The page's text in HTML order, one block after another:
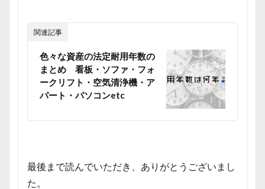
関連記事
色々な資産の法定耐用年数の
まとめ 看板・ソファ・フォ
ークリフト・空気清浄機・ア
パート・パソコンetc
最後まで読んでいただき、ありがとうございまし
た。